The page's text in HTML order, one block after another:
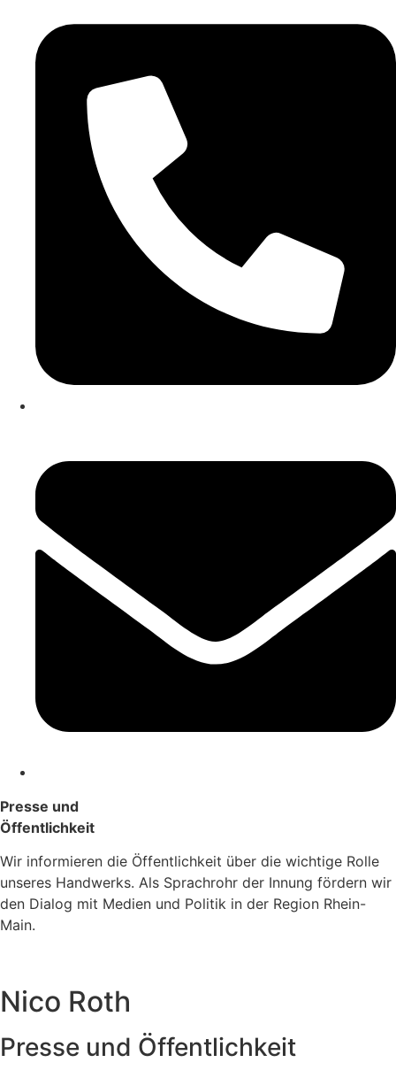
Presse und
Öffentlichkeit
Wir informieren die Öffentlichkeit über die wichtige Rolle
unseres Handwerks. Als Sprachrohr der Innung fördern wir
den Dialog mit Medien und Politik in der Region Rhein-
Main.
Nico Roth
Presse und Öffentlichkeit